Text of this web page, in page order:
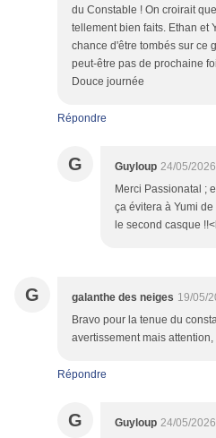
du Constable ! On croirait
tellement bien faits. Ethan et
chance d'être tombés sur ce
peut-être pas de prochaine
Douce journée
Répondre
G Guyloup 24/05/
Merci Passionatal ;
ça évitera à Yumi
le second casque
G galanthe des neiges 19/05/
Bravo pour la tenue du
avertissement mais
Répondre
G Guyloup 24/05/